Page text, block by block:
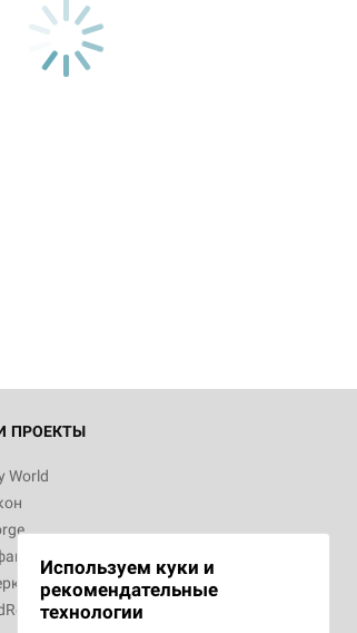
ПРОЕКТЫ
World
Используем куки и
рекомендательные
технологии